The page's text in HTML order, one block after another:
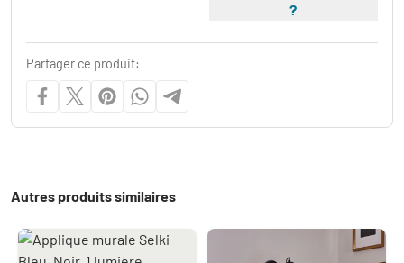
?
Partager ce produit:
Autres produits similaires